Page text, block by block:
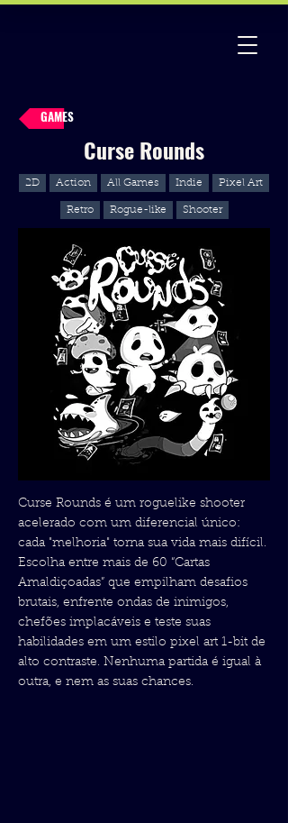
GAMES
Curse Rounds
2D Action All Games Indie Pixel Art
Retro Rogue-like Shooter
Curse Rounds é um roguelike shooter
acelerado com um diferencial único:
cada "melhoria" torna sua vida mais difícil.
Escolha entre mais de 60 “Cartas
Amaldiçoadas” que empilham desafios
brutais, enfrente ondas de inimigos,
chefões implacáveis e teste suas
habilidades em um estilo pixel art 1-bit de
alto contraste. Nenhuma partida é igual à
outra, e nem as suas chances.